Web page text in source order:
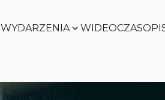
WYDARZENIA WIDEO